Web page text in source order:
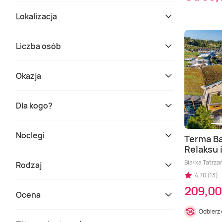
Lokalizacja
Liczba osób
Okazja
Dla kogo?
Noclegi
Rodzaj
Ocena
Terma
Relaksu
Białka
4,70 (13)
209,00
Odbierz